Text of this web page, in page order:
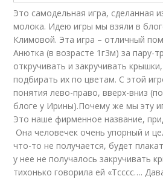
Это самодельная игра, сделанная
молока. Идею игры мы взяли в
Климовой. Эта игра – отличный
Анютка (в возрасте 1г3м) за пару-
откручивать и закручивать
подбирать их по цветам. С этой
понятия лево-право, вверх-вниз
блоге у Ирины).Почему же мы эту
Это наше фирменное название,
Она человечек очень упорный и
что-то не получается, будет
у нее не получалось закручивать
тихонько говорила ей «Тсссс….